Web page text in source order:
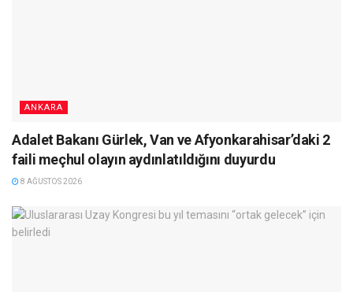
ANKARA
Adalet Bakanı Gürlek, Van ve Afyonkarahisar’daki 2
faili meçhul olayın aydınlatıldığını duyurdu
8 AĞUSTOS 2026